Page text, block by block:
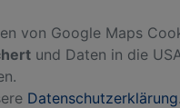
von Google Maps
und Daten in die
Datenschutzerklärung